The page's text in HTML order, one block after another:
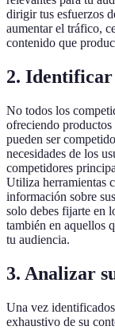
dirigir tus esfuerzos
aumentar el tráfico,
contenido que
2. Identificar
No todos los
ofreciendo
pueden ser
necesidades de los
competidores
Utiliza herramientas
información sobre
solo debes fijarte en
también en aquellos
tu audiencia.
3. Analizar
Una vez
exhaustivo de su